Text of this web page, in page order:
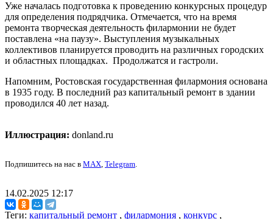
Уже началась подготовка к проведению конкурсных процедур
для определения подрядчика. Отмечается, что на время
ремонта творческая деятельность филармонии не будет
поставлена «на паузу». Выступления музыкальных
коллективов планируется проводить на различных городских
и областных площадках. Продолжатся и гастроли.
Напомним, Ростовская государственная филармония основана
в 1935 году. В последний раз капитальный ремонт в здании
проводился 40 лет назад.
Иллюстрация: donland.ru
Подпишитесь на нас в MAX, Telegram.
14.02.2025 12:17
Теги: капитальный ремонт , филармония , конкурс ,